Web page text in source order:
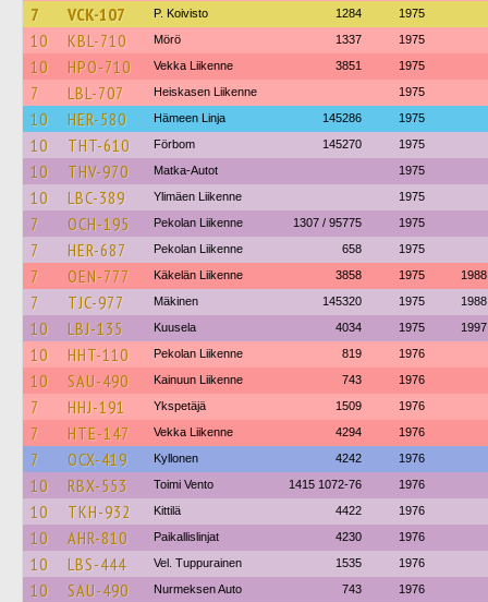
7 VCK-107 P. Koivisto 1284 1975
10 KBL-710 Mörö 1337 1975
10 HPO-710 Vekka Liikenne 3851 1975
7 LBL-707 Heiskasen Liikenne 1975
10 HER-580 Hämeen Linja 145286 1975
10 THT-610 Förbom 145270 1975
10 THV-970 Matka-Autot 1975
10 LBC-389 Ylimäen Liikenne 1975
7 OCH-195 Pekolan Liikenne 1307 / 95775 1975
7 HER-687 Pekolan Liikenne 658 1975
7 OEN-777 Käkelän Liikenne 3858 1975 1988
7 TJC-977 Mäkinen 145320 1975 1988
10 LBJ-135 Kuusela 4034 1975 1997
10 HHT-110 Pekolan Liikenne 819 1976
10 SAU-490 Kainuun Liikenne 743 1976
7 HHJ-191 Ykspetäjä 1509 1976
7 HTE-147 Vekka Liikenne 4294 1976
7 OCX-419 Kyllonen 4242 1976
10 RBX-553 Toimi Vento 1415 1072-76 1976
10 TKH-932 Kittilä 4422 1976
10 AHR-810 Paikallislinjat 4230 1976
10 LBS-444 Vel. Tuppurainen 1535 1976
10 SAU-490 Nurmeksen Auto 743 1976